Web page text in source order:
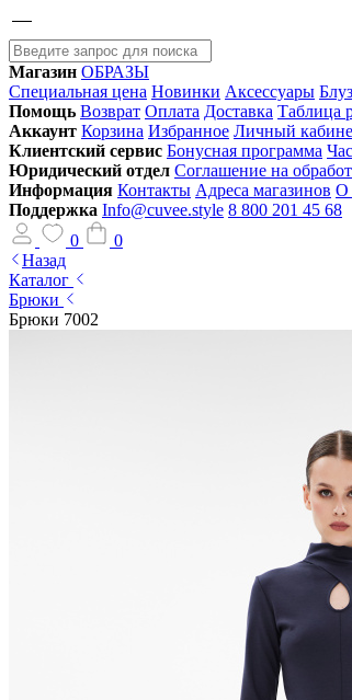
Магазин ОБРАЗЫ
Специальная цена Новинки Аксессуары
Помощь Возврат Оплата Доставка Таблица
Аккаунт Корзина Избранное Личный
Клиентский сервис Бонусная программа
Юридический отдел Соглашение на
Информация Контакты Адреса магазинов О
Поддержка Info@cuvee.style 8 800 201 45 68
0
0
Назад
Каталог
Брюки
Брюки 7002